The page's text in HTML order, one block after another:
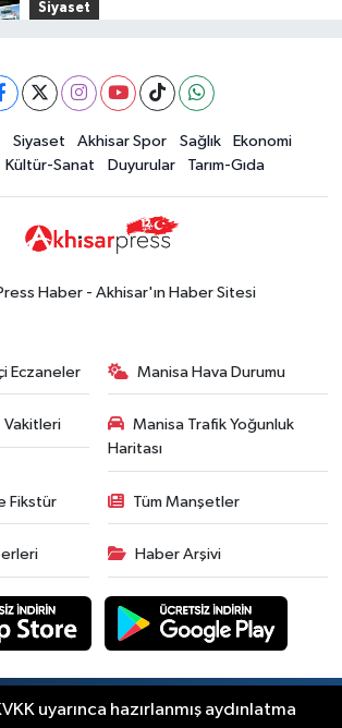
Siyaset
yaşadı
Yerel Haber
19:00Kadın ve Çocuk Giyimde Yeni
Dönem: Minik Terzi’den Anne-
Çocuk Stilini Tamamlayan
Koleksiyonlar
Güncel
18:57Akhisar'da Atatürk
Duyurular
ilgilendiriyor! Cuma günü elektrik
kesintisi uygulanacak
Alhatoğlu'ndan
Akhisargücü'ne sponsorluk desteği
devam ediyor
Ekonomi
14:54Manisalı iş insanlarından
Kazakistan atağı
Siyaset Akhisar Spor Sağlık
Ekonomi
Kültür-Sanat Duyurular Tarım-Gıda
Haber - Akhisar'ın Haber Sitesi
Eczaneler Manisa Hava Durumu
Vakitleri
Manisa Trafik Yoğunluk
Haritası
Fikstür Tüm Manşetler
Haber Arşivi
© Akhisar Press Haber 2012-2026 Her
uyarınca hazırlanmış aydınlatma